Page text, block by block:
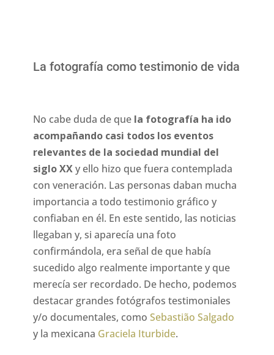
La fotografía como testimonio de vida
No cabe duda de que la fotografía ha ido
acompañando casi todos los eventos
relevantes de la sociedad mundial del
siglo XXy ello hizo que fuera contemplada
con veneración. Las personas daban mucha
importancia a todo testimonio gráfico y
confiaban en él. En este sentido, las noticias
llegaban y, si aparecía una foto
confirmándola, era señal de que había
sucedido algo realmente importante y que
merecía ser recordado. De hecho, podemos
destacar grandes fotógrafos testimoniales
y/o documentales, como Sebastião Salgado
y la mexicana Graciela Iturbide.